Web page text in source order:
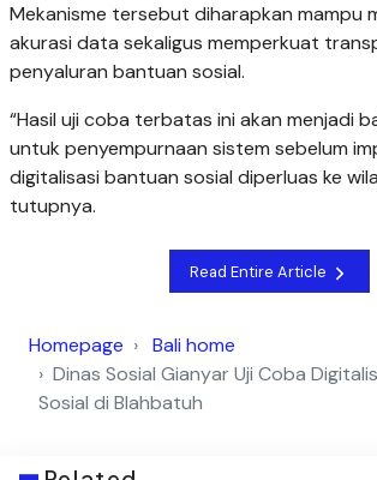
Mekanisme tersebut diharapkan mampu
akurasi data sekaligus memperkuat
penyaluran bantuan sosial.
“Hasil uji coba terbatas ini akan menjadi
untuk penyempurnaan sistem sebelum
digitalisasi bantuan sosial diperluas ke
tutupnya.
Read Entire Article
Homepage
Bali home
Dinas Sosial Gianyar Uji Coba
Sosial di Blahbatuh